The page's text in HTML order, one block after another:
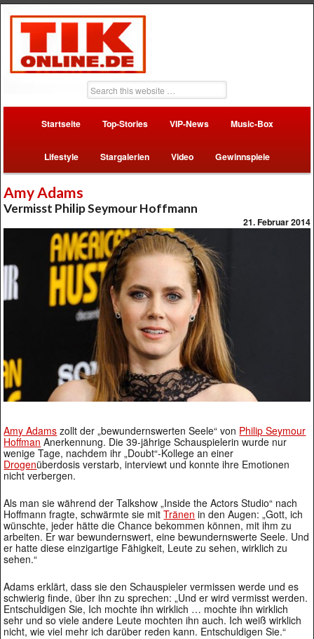
Startseite Top-Stories VIP-News Music-Box
Lifestyle Stargalerien Video Gewinnspiele
Amy Adams
Vermisst Philip Seymour Hoffmann
21. Februar 2014
Amy Adams zollt der „bewundernswerten Seele“ von Philip Seymour
Hoffman Anerkennung. Die 39-jährige Schauspielerin wurde nur
wenige Tage, nachdem ihr „Doubt“-Kollege an einer
Drogenüberdosis verstarb, interviewt und konnte ihre Emotionen
nicht verbergen.
Als man sie während der Talkshow „Inside the Actors Studio“ nach
Hoffmann fragte, schwärmte sie mitTränen in den Augen: „Gott, ich
wünschte, jeder hätte die Chance bekommen können, mit ihm zu
arbeiten. Er war bewundernswert, eine bewundernswerte Seele. Und
er hatte diese einzigartige Fähigkeit, Leute zu sehen, wirklich zu
sehen.“
Adams erklärt, dass sie den Schauspieler vermissen werde und es
schwierig finde, über ihn zu sprechen: „Und er wird vermisst werden.
Entschuldigen Sie, Ich mochte ihn wirklich … mochte ihn wirklich
sehr und so viele andere Leute mochten ihn auch. Ich weiß wirklich
nicht, wie viel mehr ich darüber reden kann. Entschuldigen Sie.“